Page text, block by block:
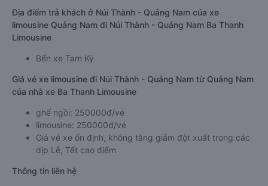
Địa điểm trả khách ở Núi Thành - Quảng Nam của xe
limousine Quảng Nam đi Núi Thành - Quảng Nam Ba Thanh
Limousine
Bến xe Tam Kỳ
Giá vé xe limousine đi Núi Thành - Quảng Nam từ Quảng Nam
của nhà xe Ba Thanh Limousine
ghế ngồi: 250000đ/vé
limousine: 250000đ/vé
Giá vé xe ổn định, không tăng giảm đột xuất trong các
dịp Lễ, Tết cao điểm
Thông tin liên hệ